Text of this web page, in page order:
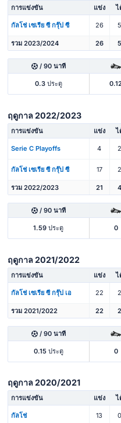
การแข่งขัน แข่ง ไ
กัลโช่ เซเรีย ซี กรุ๊ป ซี 26 5
รวม 2023/2024 26 5
/ 90 นาที
0.3ประตู
ฤดูกาล 2022/2023
การแข่งขัน แข่ง ไ
Serie C Playoffs 4 2
กัลโช่ เซเรีย ซี กรุ๊ป ซี 17 2
รวม 2022/2023 21 4
/ 90 นาที
1.59 ประตู 0
ฤดูกาล 2021/2022
การแข่งขัน แข่ง ไ
กัลโช่ เซเรีย ซี กรุ๊ป เอ 22 2
รวม 2021/2022 22 2
/ 90 นาที
0.15ประตู 0
ฤดูกาล 2020/2021
การแข่งขัน แข่ง ไ
กัลโช่ 13 0